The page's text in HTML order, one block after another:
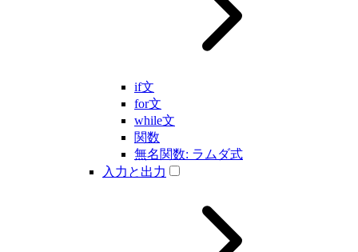
if文
for文
while文
関数
無名関数: ラムダ式
入力と出力